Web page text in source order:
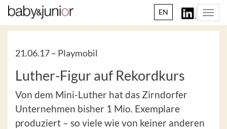
EN
21.06.17 – Playmobil
Luther-Figur auf Rekordkurs
Von dem Mini-Luther hat das Zirndorfer
Unternehmen bisher 1 Mio. Exemplare
produziert – so viele wie von keiner anderen